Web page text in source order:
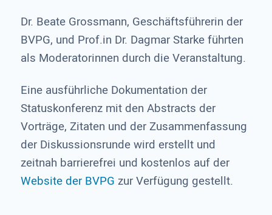
Dr. Beate Grossmann, Geschäftsführerin der
BVPG, und Prof.in Dr. Dagmar Starke führten
als Moderatorinnen durch die Veranstaltung.
Eine ausführliche Dokumentation der
Statuskonferenz mit den Abstracts der
Vorträge, Zitaten und der Zusammenfassung
der Diskussionsrunde wird erstellt und
zeitnah barrierefrei und kostenlos auf der
Website der BVPG zur Verfügung gestellt.